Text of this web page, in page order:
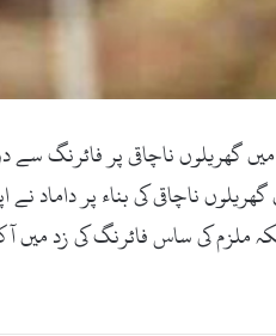
گھریلوں ناچاقی پر فائرنگ
ناچاقی کی بناء پر
ملزم کی ساس فائرنگ کی زد